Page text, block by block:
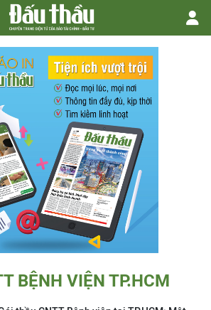
BỆNH VIỆN TP.HCM